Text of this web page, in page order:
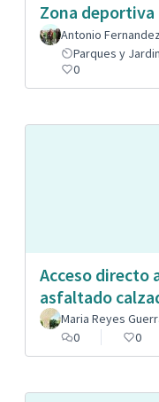
Zona deportiva
Antonio
Parques y
0
Acceso directo
asfaltado
Maria Reyes
0
0